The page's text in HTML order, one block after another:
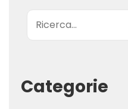
Ricerca
Categorie